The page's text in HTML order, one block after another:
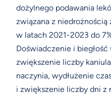
dożylnego podawania
związana z niedrożnością
w latach 2021-2023 do
Doświadczenie i
zwiększenie liczby
naczynia, wydłużenie
i zwiększenie liczby dni z